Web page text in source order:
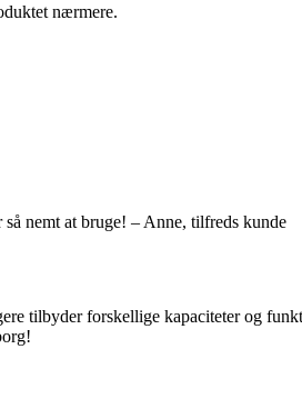
nærmere.
nemt at bruge! – Anne, tilfreds kunde
tilbyder forskellige kapaciteter og